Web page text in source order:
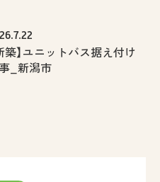
築】ユニットバス据え付け
_新潟市